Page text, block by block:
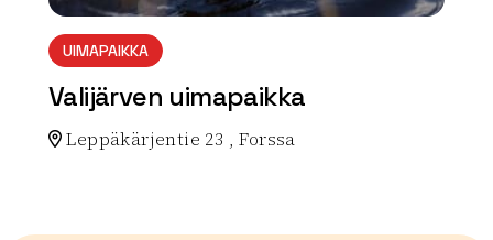
UIMAPAIKKA
Valijärven uimapaikka
Leppäkärjentie 23 , Forssa